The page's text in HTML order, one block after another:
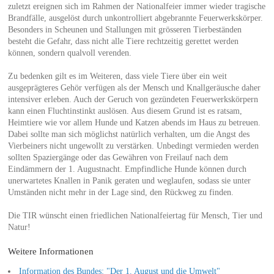
zuletzt ereignen sich im Rahmen der Nationalfeier immer wieder tragische
Brandfälle, ausgelöst durch unkontrolliert abgebrannte Feuerwerkskörper.
Besonders in Scheunen und Stallungen mit grösseren Tierbeständen
besteht die Gefahr, dass nicht alle Tiere rechtzeitig gerettet werden
können, sondern qualvoll verenden.
Zu bedenken gilt es im Weiteren, dass viele Tiere über ein weit
ausgeprägteres Gehör verfügen als der Mensch und Knallgeräusche daher
intensiver erleben. Auch der Geruch von gezündeten Feuerwerkskörpern
kann einen Fluchtinstinkt auslösen. Aus diesem Grund ist es ratsam,
Heimtiere wie vor allem Hunde und Katzen abends im Haus zu betreuen.
Dabei sollte man sich möglichst natürlich verhalten, um die Angst des
Vierbeiners nicht ungewollt zu verstärken. Unbedingt vermieden werden
sollten Spaziergänge oder das Gewähren von Freilauf nach dem
Eindämmern der 1. Augustnacht. Empfindliche Hunde können durch
unerwartetes Knallen in Panik geraten und weglaufen, sodass sie unter
Umständen nicht mehr in der Lage sind, den Rückweg zu finden.
Die TIR wünscht einen friedlichen Nationalfeiertag für Mensch, Tier und
Natur!
Weitere Informationen
Information des Bundes: "Der 1. August und die Umwelt"